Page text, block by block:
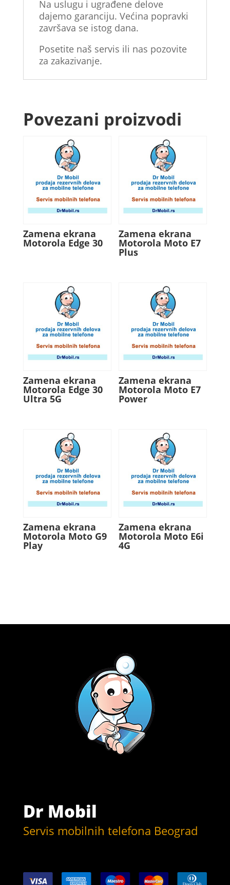
Na uslugu i ugrađene delove
dajemo garanciju. Većina popravki
završava se istog dana.
Posetite naš servis ili nas pozovite
za zakazivanje.
Povezani proizvodi
Zamena ekrana
Motorola Edge 30
Zamena ekrana
Motorola Moto E7
Plus
Zamena ekrana
Motorola Edge 30
Ultra 5G
Zamena ekrana
Motorola Moto E7
Power
Zamena ekrana
Motorola Moto G9
Play
Zamena ekrana
Motorola Moto E6i
4G
Dr Mobil
Servis mobilnih telefona Beograd